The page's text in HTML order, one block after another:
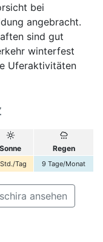
bei
angebracht.
sind gut
winterfest
Uferaktivitäten
Sonne Regen
Std./Tag 9 Tage/Monat
ansehen